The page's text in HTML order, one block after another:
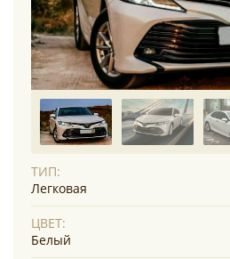
ТИП:
Легковая
ЦВЕТ:
Белый